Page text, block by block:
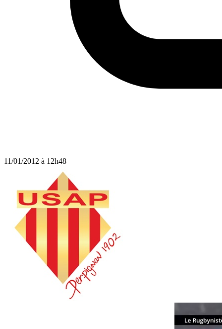
11/01/2012 à 12h48